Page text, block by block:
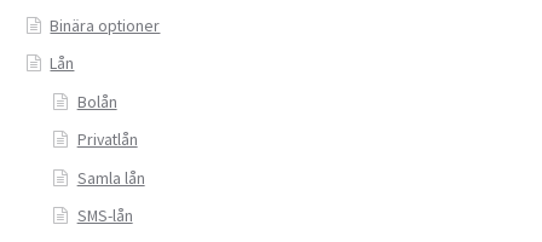
Binära optioner
Lån
Bolån
Privatlån
Samla lån
SMS-lån